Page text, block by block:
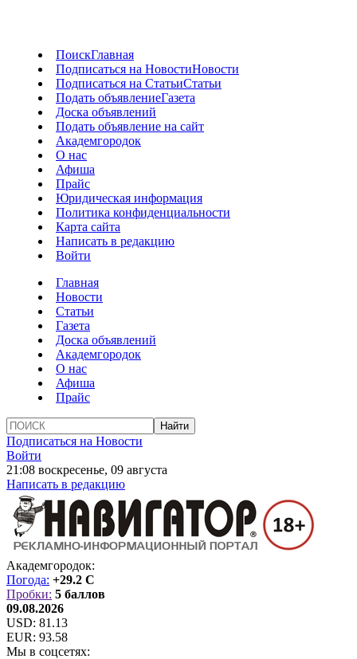
ПоискГлавная
Подписаться на НовостиНовости
Подписаться на СтатьиСтатьи
Подать объявлениеГазета
Доска объявлений
Подать объявление на сайт
Академгородок
О нас
Афиша
Прайс
Юридическая информация
Политика конфиденциальности
Карта сайта
Написать в редакцию
Войти
Главная
Новости
Статьи
Газета
Доска объявлений
Академгородок
О нас
Афиша
Прайс
Подписаться на Новости
Войти
21:08 воскресенье, 09 августа
Написать в редакцию
Академгородок:
Погода: +29.2 C
Пробки: 5 баллов
09.08.2026
USD: 81.13
EUR: 93.58
Мы в соцсетях: